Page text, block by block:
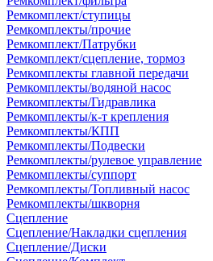
Ремкомплект/ступицы
Ремкомплекты/прочие
Ремкомплект/Патрубки
Ремкомплект/сцепление, тормоз
Ремкомплекты главной передачи
Ремкомплекты/водяной насос
Ремкомплекты/Гидравлика
Ремкомплекты/к-т крепления
Ремкомплекты/КПП
Ремкомплекты/Подвески
Ремкомплекты/рулевое управление
Ремкомплекты/суппорт
Ремкомплекты/Топливный насос
Ремкомплекты/шкворня
Сцепление
Сцепление/Накладки сцепления
Сцепление/Диски